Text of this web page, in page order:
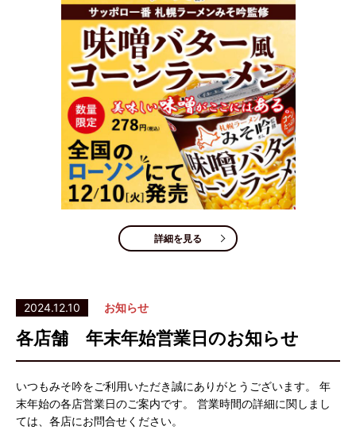
詳細を見る
2024.12.10 お知らせ
各店舗 年末年始営業日のお知らせ
いつもみそ吟をご利用いただき誠にありがとうございます。 年
末年始の各店営業日のご案内です。 営業時間の詳細に関しまし
ては、各店にお問合せください。